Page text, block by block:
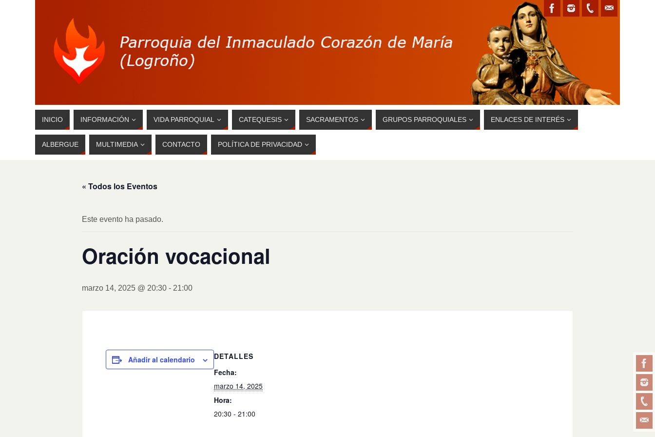
INICIO INFORMACIÓN VIDA PARROQUIAL CATEQUESIS SACRAMENTOS GRUPOS PARROQUIALES ENLACES DE INTERÉS
ALBERGUE MULTIMEDIA CONTACTO POLÍTICA DE PRIVACIDAD
« Todos los Eventos
Este evento ha pasado.
Oración vocacional
marzo 14, 2025 @ 20:30 - 21:00
Añadir al calendario
DETALLES
Fecha:
marzo 14, 2025
Hora:
20:30 - 21:00